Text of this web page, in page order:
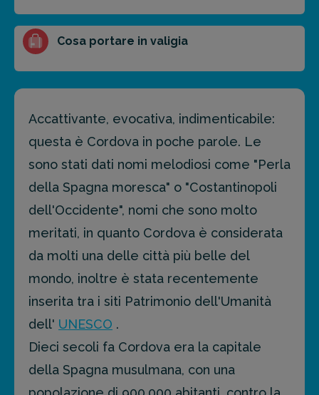
Cosa portare in valigia
Accattivante, evocativa, indimenticabile:
questa è Cordova in poche parole. Le
sono stati dati nomi melodiosi come "Perla
della Spagna moresca" o "Costantinopoli
dell'Occidente", nomi che sono molto
meritati, in quanto Cordova è considerata
da molti una delle città più belle del
mondo, inoltre è stata recentemente
inserita tra i siti Patrimonio dell'Umanità
dell' UNESCO .
Dieci secoli fa Cordova era la capitale
della Spagna musulmana, con una